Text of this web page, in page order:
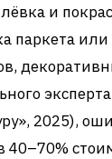
и
паркета
2025),
40–70%